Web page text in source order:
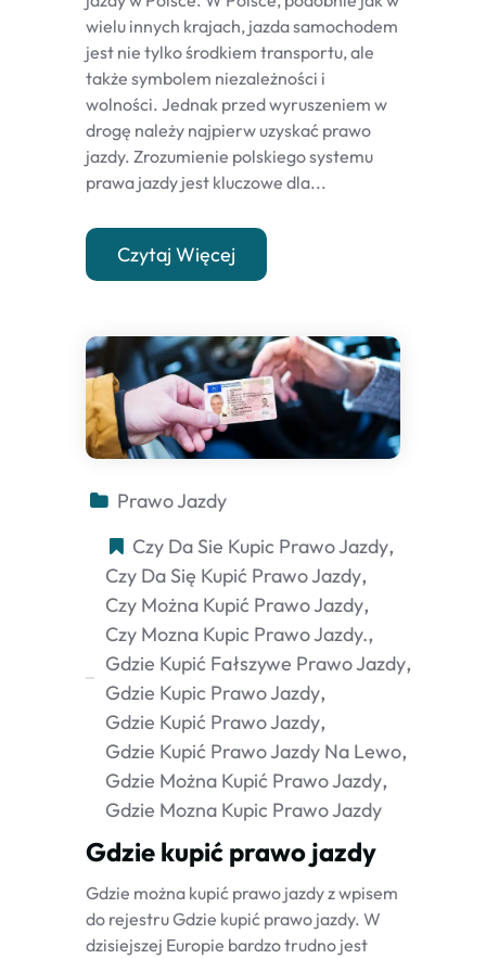
wielu innych krajach, jazda samochodem
jest nie tylko środkiem transportu, ale
także symbolem niezależności i
wolności. Jednak przed wyruszeniem w
drogę należy najpierw uzyskać prawo
jazdy. Zrozumienie polskiego systemu
prawa jazdy jest kluczowe dla...
Czytaj Więcej
Prawo Jazdy
Czy Da Sie Kupic Prawo Jazdy
Czy Da Się Kupić Prawo Jazdy
Czy Można Kupić Prawo Jazdy
Czy Mozna Kupic Prawo Jazdy.
Gdzie Kupić Fałszywe Prawo Jazdy
Gdzie Kupic Prawo Jazdy
Gdzie Kupić Prawo Jazdy
Gdzie Kupić Prawo Jazdy Na Lewo
Gdzie Można Kupić Prawo Jazdy
Gdzie Mozna Kupic Prawo Jazdy
Gdzie kupić prawo jazdy
Gdzie można kupić prawo jazdy z wpisem
do rejestru Gdzie kupić prawo jazdy. W
dzisiejszej Europie bardzo trudno jest